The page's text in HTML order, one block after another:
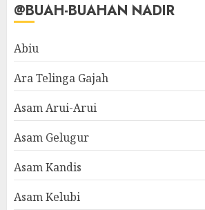
@BUAH-BUAHAN NADIR
Abiu
Ara Telinga Gajah
Asam Arui-Arui
Asam Gelugur
Asam Kandis
Asam Kelubi